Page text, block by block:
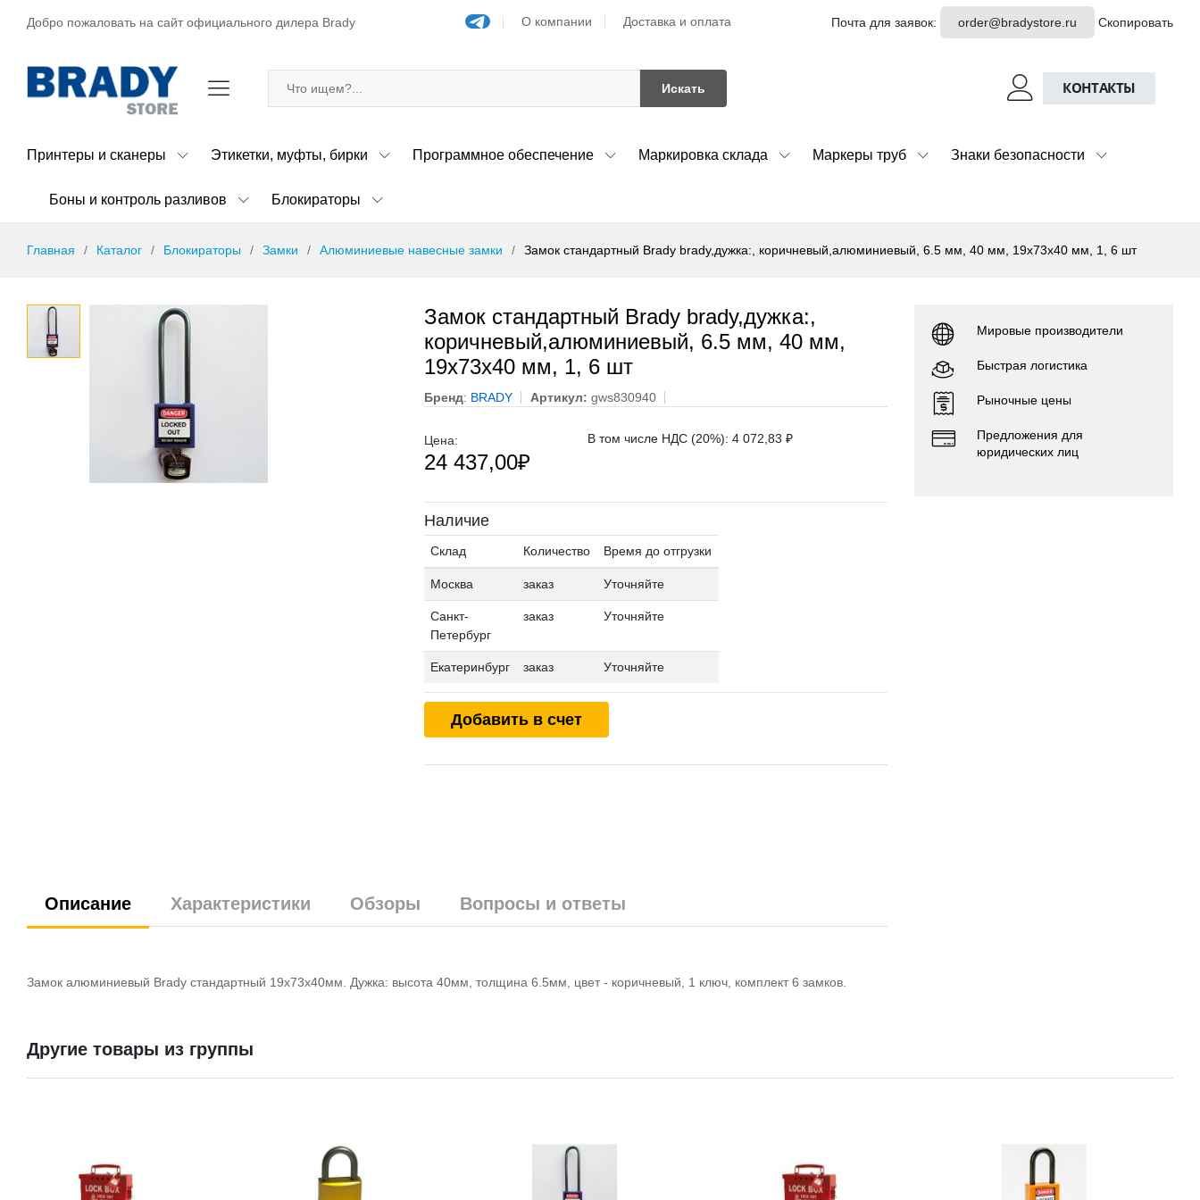
Добро пожаловать на сайт официального дилера Brady О компании Доставка и оплата Почта для заявок: order@bradystore.ru Скопировать
Искать КОНТАКТЫ
Принтеры и сканеры Этикетки, муфты, бирки Программное обеспечение Маркировка склада Маркеры труб Знаки безопасности
Боны и контроль разливов Блокираторы
Главная Каталог Блокираторы Замки Алюминиевые навесные замки Замок стандартный Brady brady,дужка:, коричневый,алюминиевый, 6.5 мм, 40 мм, 19x73x40 мм, 1, 6 шт
Замок стандартный Brady brady,дужка:,
коричневый,алюминиевый, 6.5 мм, 40 мм,
19x73x40 мм, 1, 6 шт
Бренд: BRADY Артикул: gws830940
Цена:
24 437,00₽
В том числе НДС (20%): 4 072,83 ₽
Наличие
Склад Количество Время до отгрузки
Москва заказ Уточняйте
Санкт-
Петербург
заказ Уточняйте
Екатеринбург заказ Уточняйте
Добавить в счет
Описание Характеристики Обзоры Вопросы и ответы
Замок алюминиевый Brady стандартный 19х73х40мм. Дужка: высота 40мм, толщина 6.5мм, цвет - коричневый, 1 ключ, комплект 6 замков.
Мировые производители
Быстрая логистика
Рыночные цены
Предложения для
юридических лиц
Другие товары из группы